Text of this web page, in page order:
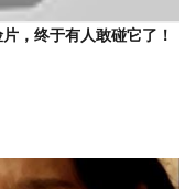
，终于有人敢碰它了！